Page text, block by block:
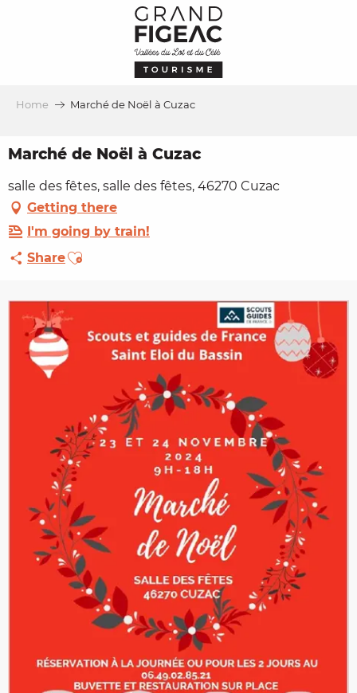
Home Marché de Noël à Cuzac
Marché de Noël à Cuzac
salle des fêtes, salle des fêtes, 46270 Cuzac
Getting there
I'm going by train!
ShareAjouter aux favoris